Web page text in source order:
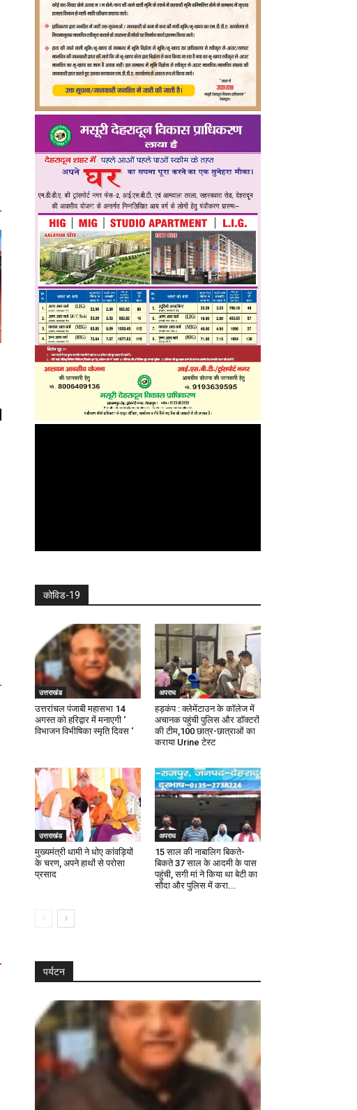
कोविड-19
उत्तराखंड
उत्तरांचल पंजाबी महासभा 14
अगस्त को हरिद्वार में मनाएगी ‘
विभाजन विभीषिका स्मृति दिवस ‘
अपराध
हड़कंप : क्लेमेंटाउन के कॉलेज में
अचानक पहुंची पुलिस और डॉक्टरों
की टीम,100 छात्र-छात्राओं का
कराया Urine टेस्ट
उत्तराखंड
मुख्यमंत्री धामी ने धोए कांवड़ियों
के चरण, अपने हाथों से परोसा
प्रसाद
अपराध
15 साल की नाबालिग बिकते-
बिकते 37 साल के आदमी के पास
पहुंची, सगी मां ने किया था बेटी का
सौदा और पुलिस में करा...
पर्यटन